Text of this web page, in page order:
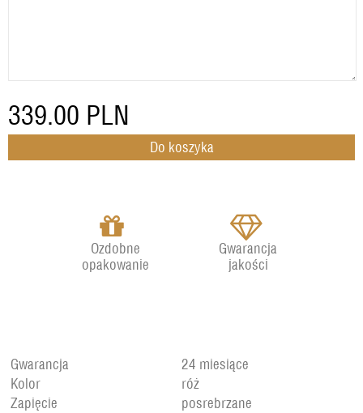
339.00 PLN
Ozdobne
opakowanie
Gwarancja
jakości
Gwarancja
24 miesiące
Kolor
róż
Zapięcie
posrebrzane